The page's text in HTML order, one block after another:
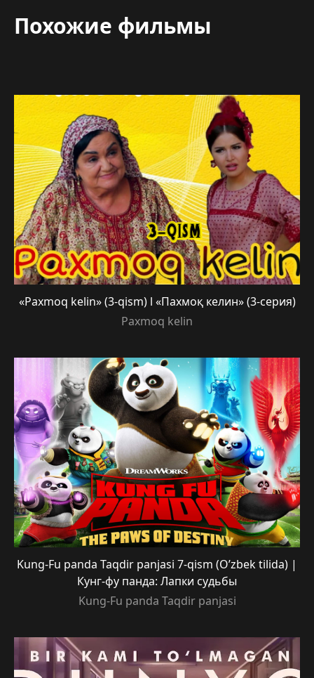
Похожие фильмы
«Paxmoq kelin» (3-qism) l «Пахмоқ келин» (3-серия)
Paxmoq kelin
Kung-Fu panda Taqdir panjasi 7-qism (O’zbek tilida) |
Кунг-фу панда: Лапки судьбы
Kung-Fu panda Taqdir panjasi